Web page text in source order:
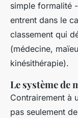
simple formalité
entrent dans le
classement qui
(médecine,
kinésithérapie).
Le système de
Contrairement à
pas seulement